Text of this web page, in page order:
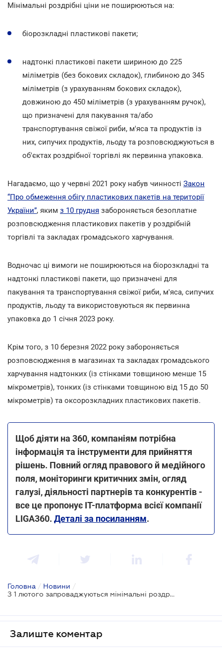
Мінімальні роздрібні ціни не поширюються на:
біорозкладні пластикові пакети;
надтонкі пластикові пакети шириною до 225
міліметрів (без бокових складок), глибиною до 345
міліметрів (з урахуванням бокових складок),
довжиною до 450 міліметрів (з урахуванням ручок),
що призначені для пакування та/або
транспортування свіжої риби, м'яса та продуктів із
них, сипучих продуктів, льоду та розповсюджуються в
об'єктах роздрібної торгівлі як первинна упаковка.
Нагадаємо, що у червні 2021 року набув чинності Закон
“Про обмеження обігу пластикових пакетів на території
України”, яким з 10 грудня забороняється безоплатне
розповсюдження пластикових пакетів у роздрібній
торгівлі та закладах громадського харчування.
Водночас ці вимоги не поширюються на біорозкладні та
надтонкі пластикові пакети, що призначені для
пакування та транспортування свіжої риби, м'яса, сипучих
продуктів, льоду та використовуються як первинна
упаковка до 1 січня 2023 року.
Крім того, з 10 березня 2022 року забороняється
розповсюдження в магазинах та закладах громадського
харчування надтонких (із стінками товщиною менше 15
мікрометрів), тонких (із стінками товщиною від 15 до 50
мікрометрів) та оксорозкладних пластикових пакетів.
Щоб діяти на 360, компаніям потрібна
інформація та інструменти для прийняття
рішень. Повний огляд правового й медійного
поля, моніторинги критичних змін, огляд
галузі, діяльності партнерів та конкурентів -
все це пропонує IT-платформа всієї компанії
LIGA360. Деталі за посиланням.
Головна / Новини /
З 1 лютого запроваджуються мінімальні роздрібні ціни на пластикові пакети
Залиште коментар